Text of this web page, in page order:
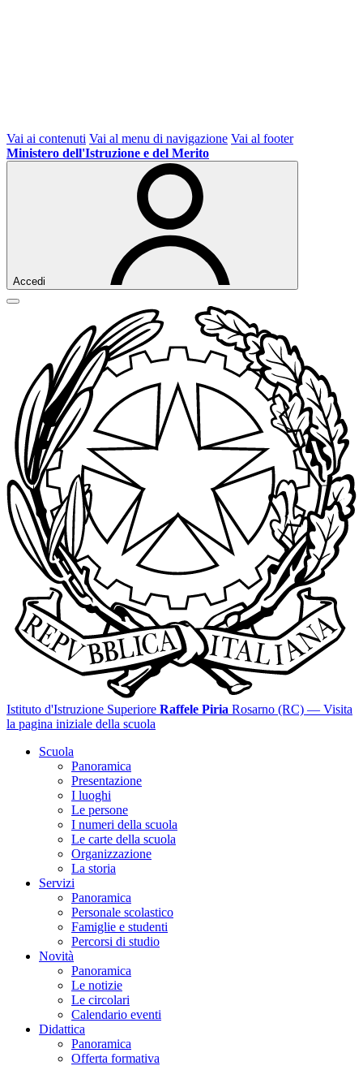
Vai ai contenuti Vai al menu di navigazione Vai al footer
Ministero dell'Istruzione e del Merito
Accedi
Istituto d'Istruzione Superiore Raffele Piria Rosarno (RC) — Visita
la pagina iniziale della scuola
Scuola
Panoramica
Presentazione
I luoghi
Le persone
I numeri della scuola
Le carte della scuola
Organizzazione
La storia
Servizi
Panoramica
Personale scolastico
Famiglie e studenti
Percorsi di studio
Novità
Panoramica
Le notizie
Le circolari
Calendario eventi
Didattica
Panoramica
Offerta formativa